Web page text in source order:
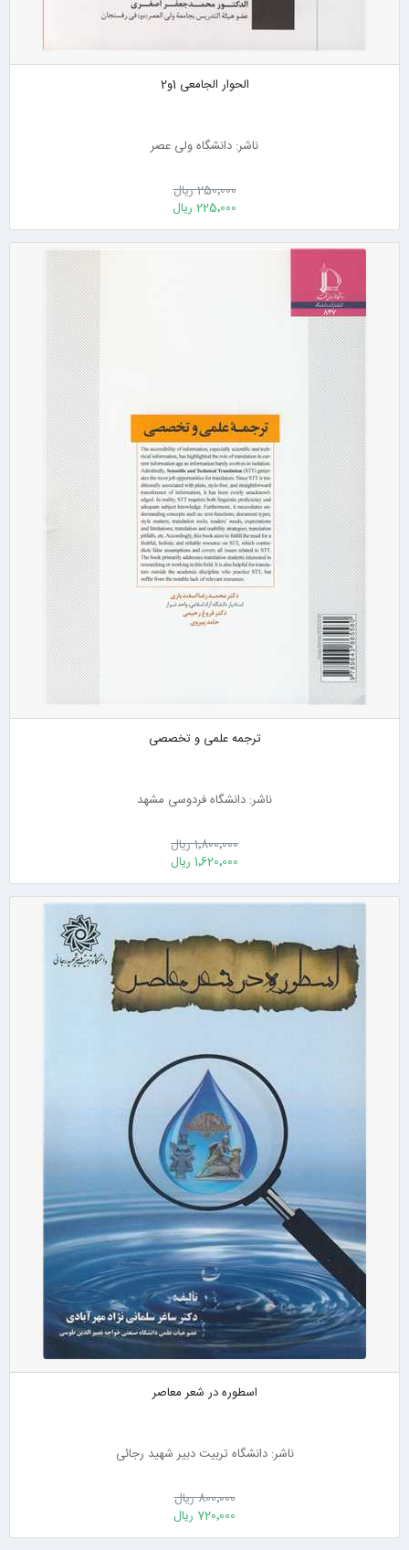
الحوار الجامعی 1و2
ناشر: دانشگاه ولی عصر
250٬000 ریال
225٬000 ریال
ترجمه علمی و تخصصی
ناشر: دانشگاه فردوسی مشهد
1٬800٬000 ریال
1٬620٬000 ریال
اسطوره در شعر معاصر
ناشر: دانشگاه تربیت دبیر شهید رجائی
800٬000 ریال
720٬000 ریال